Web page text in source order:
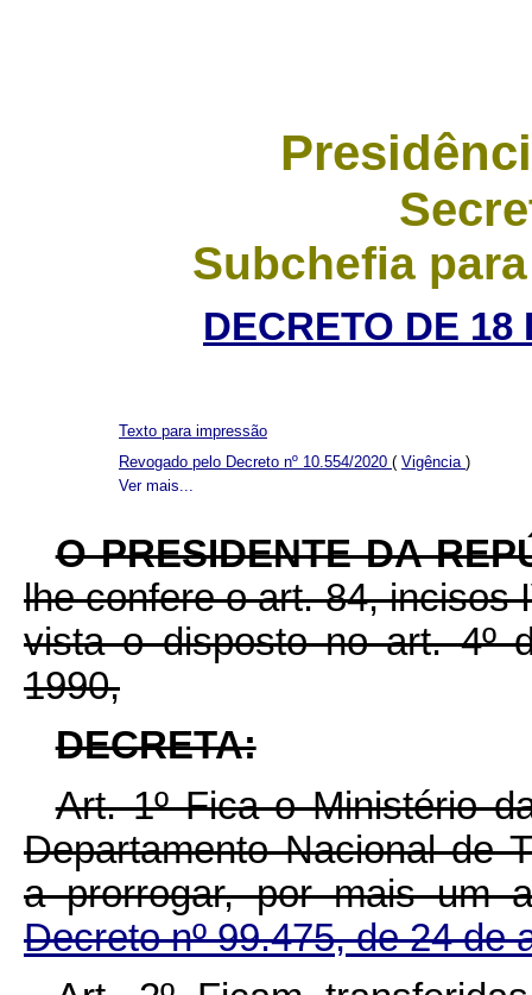
Subchefia
DECRETO DE 18
Ver mais...
Texto para impressão
Revogado pelo Decreto nº 10.554/2020 ( Vigência )
O PRESIDENTE DA
lhe confere o art. 84, incisos
vista o disposto no art. 4º
1990,
DECRETA:
Art. 1º Fica o Ministério
Departamento Nacional de
a prorrogar, por mais um
Decreto nº 99.475, de 24 de